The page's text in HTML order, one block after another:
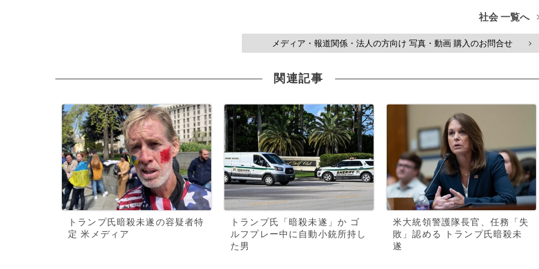
社会 一覧へ
メディア・報道関係・法人の方向け 写真・動画 購入のお問合せ >
関連記事
トランプ氏暗殺未遂の容疑者特
定 米メディア
トランプ氏「暗殺未遂」か ゴ
ルフプレー中に自動小銃所持し
た男
米大統領警護隊長官、任務「失
敗」認める トランプ氏暗殺未
遂